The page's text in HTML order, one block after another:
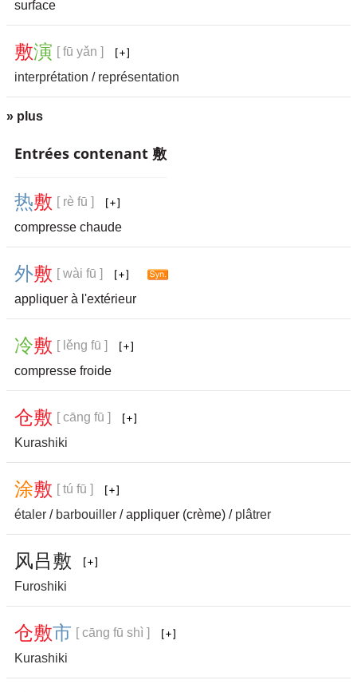
surface
敷演 [ fū yǎn ]
interprétation / représentation
» plus
Entrées contenant 敷
热敷 [ rè fū ]
compresse chaude
外敷 [ wài fū ]
appliquer à l'extérieur
冷敷 [ lěng fū ]
compresse froide
仓敷 [ cāng fū ]
Kurashiki
涂敷 [ tú fū ]
étaler / barbouiller / appliquer (crème) / plâtrer
风吕敷
Furoshiki
仓敷市 [ cāng fū shì ]
Kurashiki